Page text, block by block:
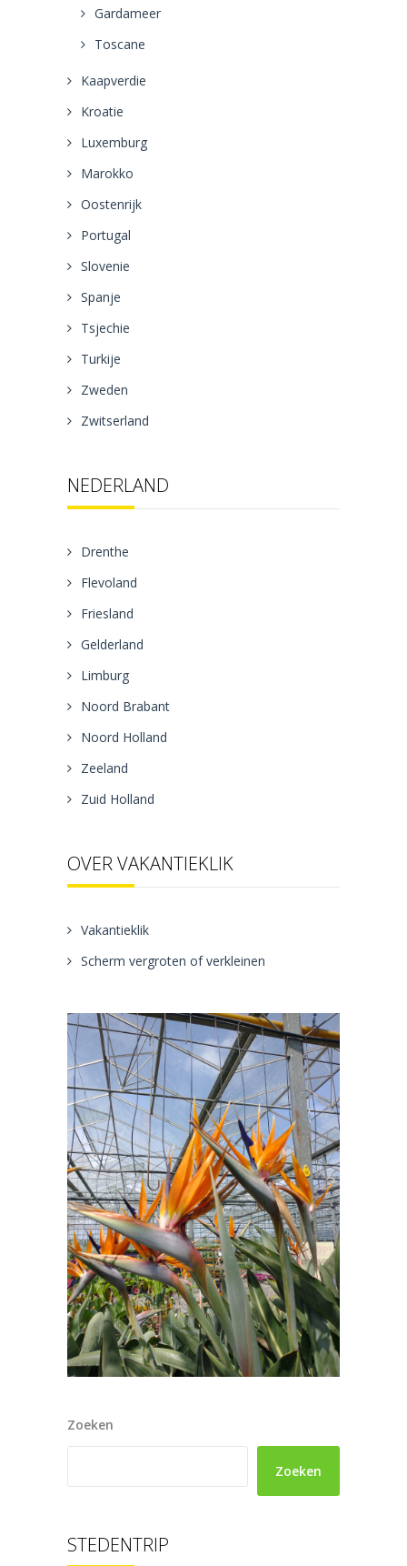
Gardameer
Toscane
Kaapverdie
Kroatie
Luxemburg
Marokko
Oostenrijk
Portugal
Slovenie
Spanje
Tsjechie
Turkije
Zweden
Zwitserland
NEDERLAND
Drenthe
Flevoland
Friesland
Gelderland
Limburg
Noord Brabant
Noord Holland
Zeeland
Zuid Holland
OVER VAKANTIEKLIK
Vakantieklik
Scherm vergroten of verkleinen
Zoeken
Zoeken
STEDENTRIP